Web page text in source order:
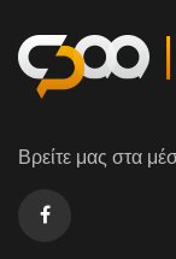
Βρείτε μας στα